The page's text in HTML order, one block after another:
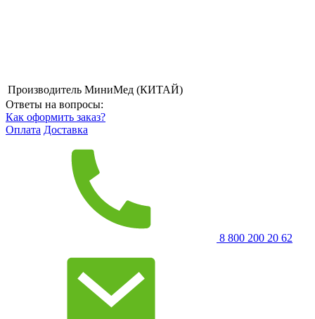
Производитель МиниМед (КИТАЙ)
Ответы на вопросы:
Как оформить заказ?
Оплата Доставка
8 800 200 20 62